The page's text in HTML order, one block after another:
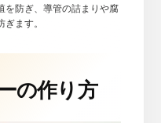
を防ぎ、導管の詰まりや腐
ぎます。
の作り方